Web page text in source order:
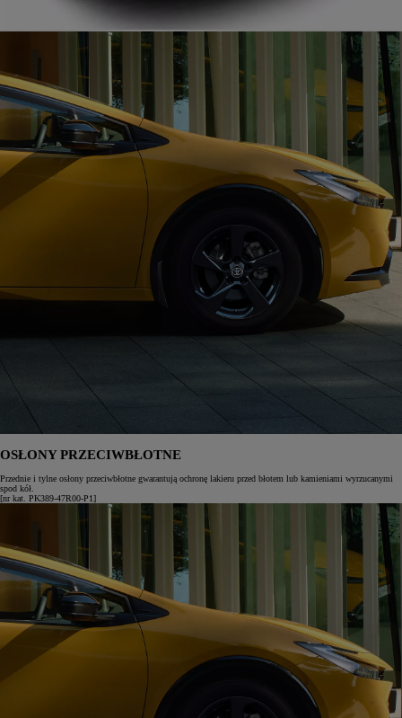
OSŁONY PRZECIWBŁOTNE
Przednie i tylne osłony przeciwbłotne gwarantują ochronę lakieru przed błotem lub kamieniami wyrzucanymi
spod kół.
[nr kat. PK389-47R00-P1]